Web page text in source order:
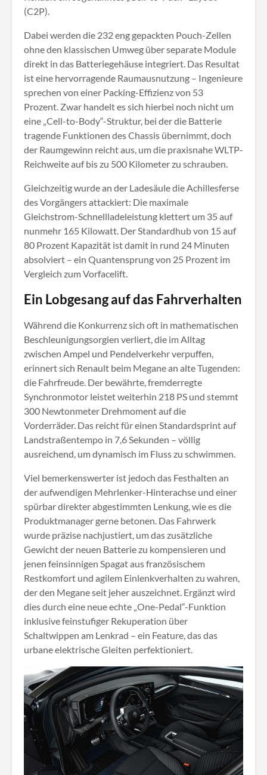
(C2P)
Dabei werden die 232 eng gepackten Pouch-Zellen
ohne den klassischen Umweg über separate Module
direkt in das Batteriegehäuse integriert . Das Resultat
ist eine hervorragende Raumausnutzung – Ingenieure
sprechen von einer Packing-Effizienz von 53
Prozent . Zwar handelt es sich hierbei noch nicht um
eine „Cell-to-Body“-Struktur, bei der die Batterie
tragende Funktionen des Chassis übernimmt, doch
der Raumgewinn reicht aus, um die praxisnahe WLTP-
Reichweite auf bis zu 500 Kilometer zu schrauben
Gleichzeitig wurde an der Ladesäule die Achillesferse
des Vorgängers attackiert: Die maximale
Gleichstrom-Schnellladeleistung klettert um 35 auf
nunmehr 165 Kilowatt . Der Standardhub von 15 auf
80 Prozent Kapazität ist damit in rund 24 Minuten
absolviert – ein Quantensprung von 25 Prozent im
Vergleich zum Vorfacelift
Ein Lobgesang auf das Fahrverhalten
Während die Konkurrenz sich oft in mathematischen
Beschleunigungsorgien verliert, die im Alltag
zwischen Ampel und Pendelverkehr verpuffen,
erinnert sich Renault beim Megane an alte Tugenden:
die Fahrfreude. Der bewährte, fremderregte
Synchronmotor leistet weiterhin 218 PS und stemmt
300 Newtonmeter Drehmoment auf die
Vorderräder. Das reicht für einen Standardsprint auf
Landstraßentempo in 7,6 Sekunden – völlig
ausreichend, um dynamisch im Fluss zu schwimmen.
Viel bemerkenswerter ist jedoch das Festhalten an
der aufwendigen Mehrlenker-Hinterachse und einer
spürbar direkter abgestimmten Lenkung, wie es die
Produktmanager gerne betonen. Das Fahrwerk
wurde präzise nachjustiert, um das zusätzliche
Gewicht der neuen Batterie zu kompensieren und
jenen feinsinnigen Spagat aus französischem
Restkomfort und agilem Einlenkverhalten zu wahren,
der den Megane seit jeher auszeichnet. Ergänzt wird
dies durch eine neue echte „One-Pedal“-Funktion
inklusive feinstufiger Rekuperation über
Schaltwippen am Lenkrad – ein Feature, das das
urbane elektrische Gleiten perfektioniert.